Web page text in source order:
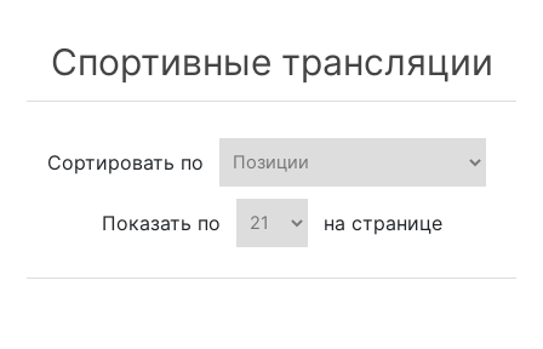
Спортивные трансляции
Сортировать по
Показать по на странице